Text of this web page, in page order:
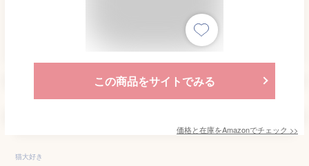
この商品をサイトでみる
価格と在庫をAmazonでチェック >>
猫大好き